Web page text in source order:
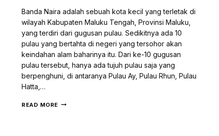
Banda Naira adalah sebuah kota kecil yang terletak di
wilayah Kabupaten Maluku Tengah, Provinsi Maluku,
yang terdiri dari gugusan pulau. Sedikitnya ada 10
pulau yang bertahta di negeri yang tersohor akan
keindahan alam baharinya itu. Dari ke-10 gugusan
pulau tersebut, hanya ada tujuh pulau saja yang
berpenghuni, di antaranya Pulau Ay, Pulau Rhun, Pulau
Hatta,…
READ MORE POTRET